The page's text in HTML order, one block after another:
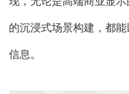
的沉浸式场景构建，都
信息。